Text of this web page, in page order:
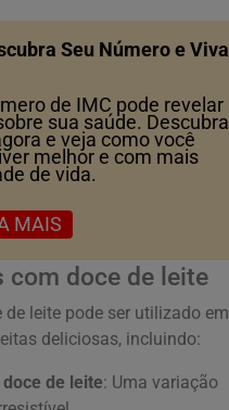
Seu Número e Viva
de IMC pode revelar
sua saúde. Descubra
e veja como você
melhor e com mais
de vida.
MAIS
com doce de leite
de leite pode ser utilizado em
deliciosas, incluindo:
doce de leite: Uma variação